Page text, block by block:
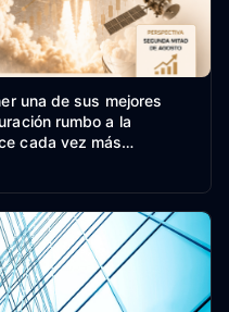
una de sus mejores
rumbo a la
cada vez más